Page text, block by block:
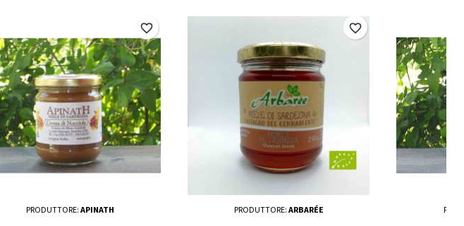
PRODUTTORE: APINATH
favorite_border
PRODUTTORE: ARBARÉE
favorite_border